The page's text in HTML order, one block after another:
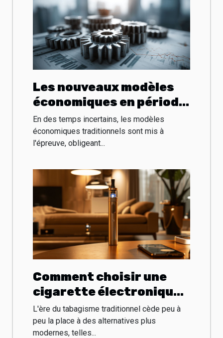
Les nouveaux modèles
économiques en période
de crise adaptation et
succès
En des temps incertains, les modèles
économiques traditionnels sont mis à
l'épreuve, obligeant...
Comment choisir une
cigarette électronique
rechargeable et
économique
L'ère du tabagisme traditionnel cède peu à
peu la place à des alternatives plus
modernes, telles...